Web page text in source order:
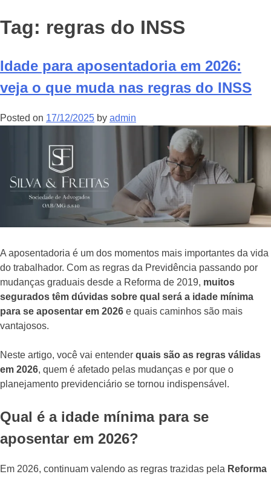
Tag: regras do INSS
Idade para aposentadoria em 2026:
veja o que muda nas regras do INSS
Posted on 17/12/2025 by admin
A aposentadoria é um dos momentos mais importantes da vida
do trabalhador. Com as regras da Previdência passando por
mudanças graduais desde a Reforma de 2019, muitos
segurados têm dúvidas sobre qual será a idade mínima
para se aposentar em 2026 e quais caminhos são mais
vantajosos.
Neste artigo, você vai entender quais são as regras válidas
em 2026, quem é afetado pelas mudanças e por que o
planejamento previdenciário se tornou indispensável.
Qual é a idade mínima para se
aposentar em 2026?
Em 2026, continuam valendo as regras trazidas pela Reforma